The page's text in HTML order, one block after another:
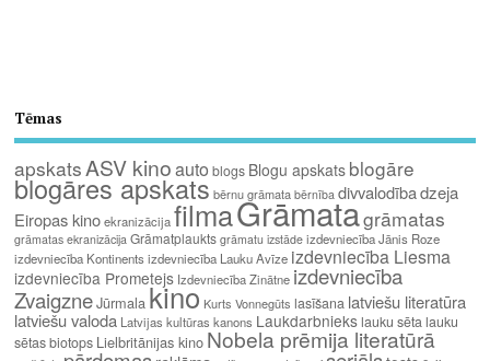
Tēmas
apskats ASV kinoauto blogs Blogu apskats blogāre
blogāres apskats bērnu grāmata bērnība divvalodībadzeja
Eiropas kino ekranizācija filmaGrāmatagrāmatas
grāmatas ekranizācija Grāmatplaukts grāmatu izstāde izdevniecība Jānis Roze
izdevniecība Kontinents izdevniecība Lauku Avīze izdevniecība Liesma
izdevniecība Prometejs Izdevniecība Zinātne izdevniecība
ZvaigzneJūrmala kino Kurts Vonnegūts lasīšana latviešu literatūra
latviešu valoda Latvijas kultūras kanons Laukdarbniekslauku sēta lauku
sētas biotops Lielbritānijas kino Nobela prēmija literatūrā